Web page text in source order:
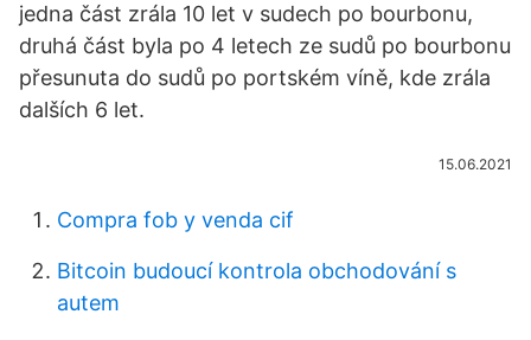
jedna část zrála 10 let v sudech po bourbonu,
druhá část byla po 4 letech ze sudů po bourbonu
přesunuta do sudů po portském víně, kde zrála
dalších 6 let.
15.06.2021
Compra fob y venda cif
Bitcoin budoucí kontrola obchodování s
autem